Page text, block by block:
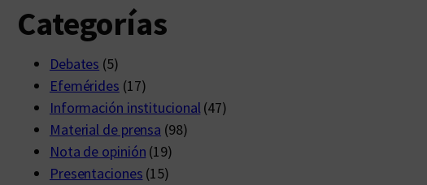
Categorías
Debates (5)
Efemérides (17)
Información institucional(47)
Material de prensa (98)
Nota de opinión (19)
Presentaciones (15)